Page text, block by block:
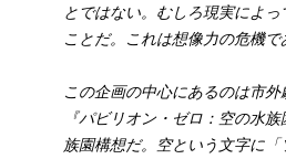
とではない。むしろ現実によ
ことだ。これは想像力の危機で
この企画の中心にあるのは市
『パビリオン・ゼロ：空の水
族園構想だ。空という文字に